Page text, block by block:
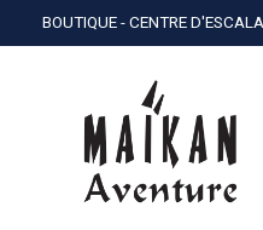
BOUTIQUE - CENTRE